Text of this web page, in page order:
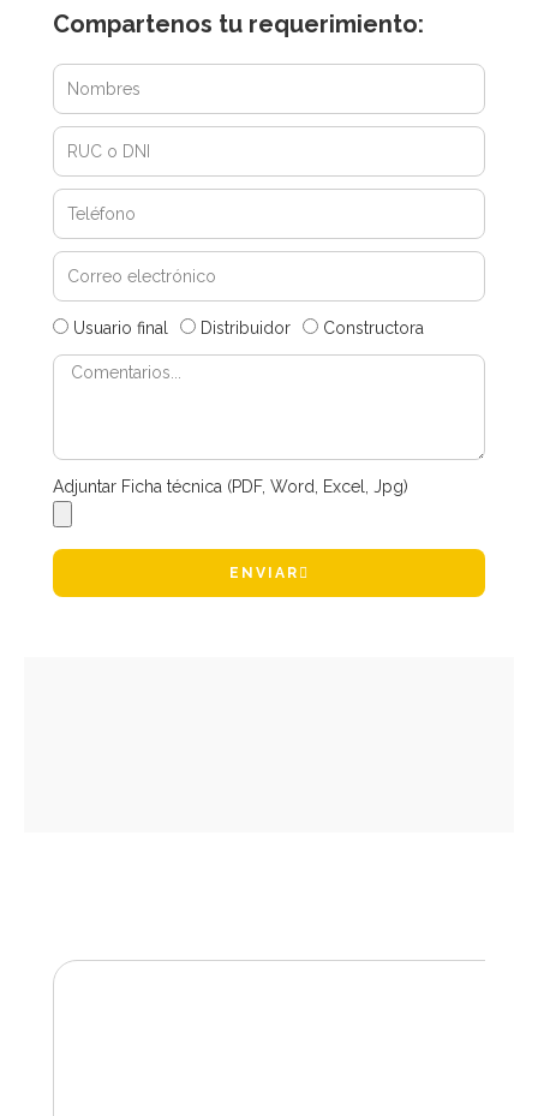
Compartenos tu requerimiento:
Usuario final Distribuidor Constructora
Adjuntar Ficha técnica (PDF, Word, Excel, Jpg)
ENVIAR